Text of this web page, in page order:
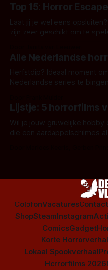
Top 15: Horror
Laat jij je wel eens
zijn zeer geschikt om te
Alle Nederlandse
Herfstdip? Ideaal moment
Nederlandse series te bingen! Bij nederhorror denk je
Amsterdamned of The
is niet beperkt tot films. Hier
Lijstje: 5 horrorfilms
Wil je jouw gruwelijke
die een aardappelschilmes
ColofonVacaturesContact
ShopSteamInstagram
ComicsGadget
Korte
Lokaal Spookverhaal
Horrorfilms 2026